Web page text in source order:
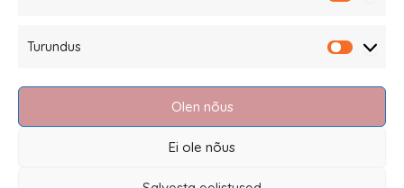
Turundus
Olen nõus
Ei ole nõus
Terms of sale